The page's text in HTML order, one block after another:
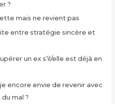
?
mais ne revient pas
entre stratégie sincère et
un ex s’il/elle est déjà en
encore envie de revenir avec
du mal ?